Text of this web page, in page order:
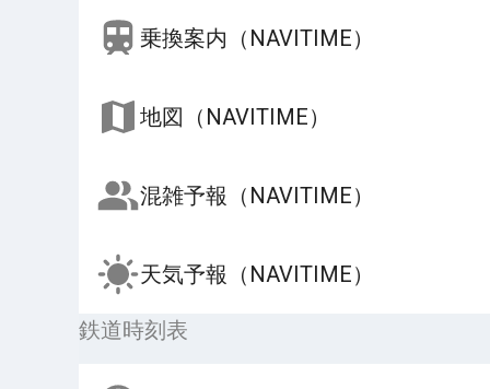
乗換案内（NAVITIME）
地図（NAVITIME）
混雑予報（NAVITIME）
天気予報（NAVITIME）
鉄道時刻表